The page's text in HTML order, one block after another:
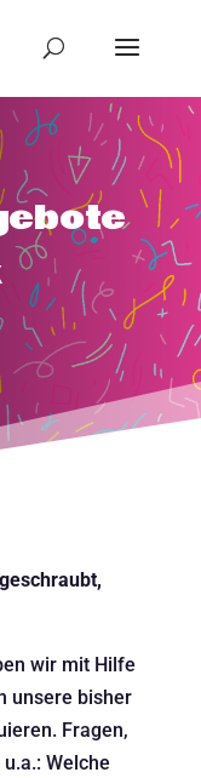
wir mit Hilfe
unsere bisher
Fragen,
Welche